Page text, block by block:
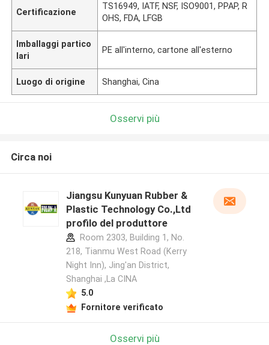
Certificazione
TS16949, IATF, NSF, ISO9001, PPAP, R
OHS, FDA, LFGB
Imballaggi partico
lari
PE all'interno, cartone all'esterno
Luogo di origine Shanghai, Cina
Osservi più
Circa noi
Jiangsu Kunyuan Rubber &
Plastic Technology Co.,Ltd
profilo del produttore
Room 2303, Building 1, No.
218, Tianmu West Road (Kerry
Night Inn), Jing'an District,
Shanghai ,La CINA
5.0
Fornitore verificato
Osservi più